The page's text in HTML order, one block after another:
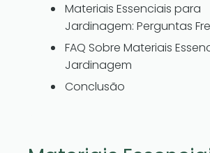
Materiais Essenciais para
Jardinagem: Perguntas
FAQ Sobre Materiais
Jardinagem
Conclusão